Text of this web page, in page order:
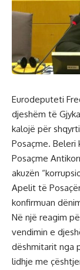
Eurodeputeti
djeshëm të
kalojë për
Posaçme. Beleri
Posaçme
akuzën
Apelit të
konfirmuan
Në një reagim
vendimin e
dëshmitarit nga
lidhje me